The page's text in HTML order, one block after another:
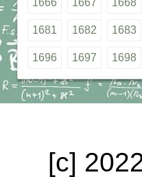
1681 1682 1683
1696 1697 1698
[c]